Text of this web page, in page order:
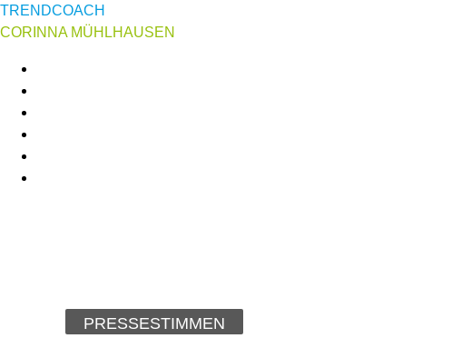
TRENDCOACH
CORINNA MÜHLHAUSEN
PRESSESTIMMEN